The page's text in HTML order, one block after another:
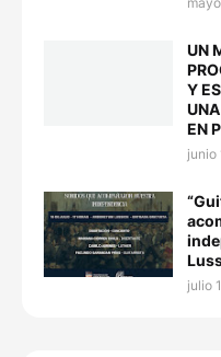
UN
Y
EN
junio
julio